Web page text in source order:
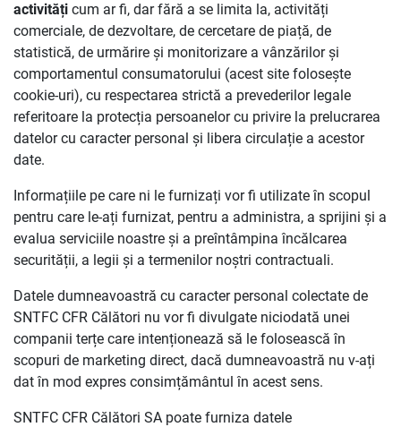
activități cum ar fi, dar fără a se limita la, activități
comerciale, de dezvoltare, de cercetare de piață, de
statistică, de urmărire și monitorizare a vânzărilor și
comportamentul consumatorului (acest site folosește
cookie-uri), cu respectarea strictă a prevederilor legale
referitoare la protecția persoanelor cu privire la prelucrarea
datelor cu caracter personal și libera circulație a acestor
date.
Informațiile pe care ni le furnizați vor fi utilizate în scopul
pentru care le-ați furnizat, pentru a administra, a sprijini și a
evalua serviciile noastre și a preîntâmpina încălcarea
securității, a legii și a termenilor noștri contractuali.
Datele dumneavoastră cu caracter personal colectate de
SNTFC CFR Călători nu vor fi divulgate niciodată unei
companii terțe care intenționează să le folosească în
scopuri de marketing direct, dacă dumneavoastră nu v-ați
dat în mod expres consimțământul în acest sens.
SNTFC CFR Călători SA poate furniza datele